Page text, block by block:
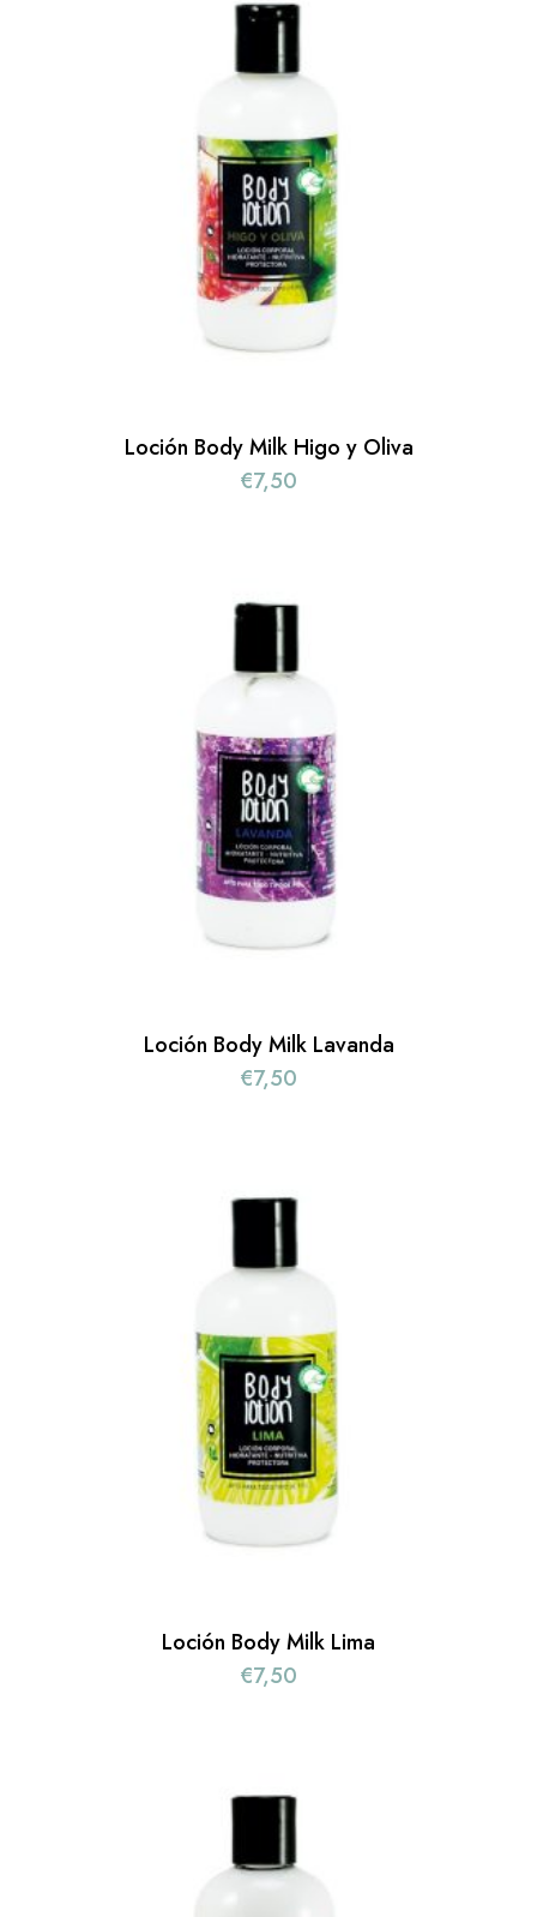
Loción Body Milk Higo y Oliva
€7,50
Loción Body Milk Lavanda
€7,50
Loción Body Milk Lima
€7,50